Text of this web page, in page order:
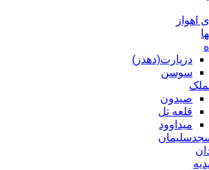
اهواز
دزپارت(دهدز)
سوسن
صیدون
قلعه تل
میداوود